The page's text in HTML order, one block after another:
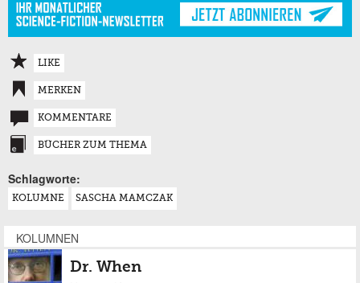
LIKE
MERKEN
KOMMENTARE
BÜCHER ZUM THEMA
Schlagworte:
KOLUMNE SASCHA MAMCZAK
KOLUMNEN
Dr. When